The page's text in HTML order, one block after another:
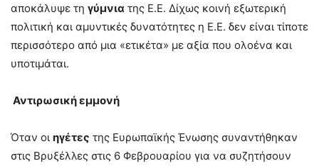
αποκάλυψε τη γύμνια της Ε.Ε. Δίχως κοινή εξωτερική
πολιτική και αμυντικές δυνατότητες η Ε.Ε. δεν είναι τίποτε
περισσότερο από μια «ετικέτα» με αξία που ολοένα και
υποτιμάται.
Αντιρωσική εμμονή
Όταν οι ηγέτες της Ευρωπαϊκής Ένωσης συναντήθηκαν
στις Βρυξέλλες στις 6 Φεβρουαρίου για να συζητήσουν